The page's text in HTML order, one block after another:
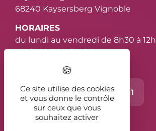
68240 Kaysersberg Vignoble
HORAIRES
du lundi au vendredi de 8h30 à 12h
et de 13h30 à 16h30
Contact 03 89 78 11 11
Ce site utilise des cookies
et vous donne le contrôle
sur ceux que vous
souhaitez activer